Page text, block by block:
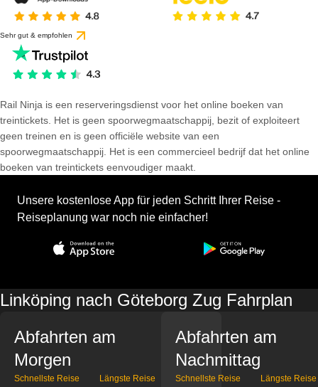
Sehr gut & empfohlen
Rail Ninja is een reserveringsdienst voor het online boeken van
treintickets. Het is geen spoorwegmaatschappij, bezit of exploiteert
geen treinen en is geen officiële website van een
spoorwegmaatschappij. Het is een commercieel bedrijf dat het online
boeken van treintickets eenvoudiger maakt.
Unsere kostenlose App für jeden Schritt Ihrer Reise -
Reiseplanung war noch nie einfacher!
Linköping nach Göteborg Zug Fahrplan
Abfahrten am
Morgen
Schnellste Reise Längste Reise
Abfahrten am
Nachmittag
Schnellste Reise Längste Reise